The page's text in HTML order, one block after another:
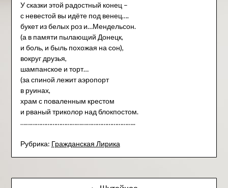
У сказки этой радостный конец –
с невестой вы идёте под венец….
букет из белых роз и…Мендельсон.
(а в памяти пылающий Донецк,
и боль, и быль похожая на сон),
вокруг друзья,
шампанское и торт…
(за спиной лежит аэропорт
в руинах,
храм с поваленным крестом
и рваный триколор над блокпостом.
…………………………………………………………..
Рубрика: Гражданская Лирика
Навигация